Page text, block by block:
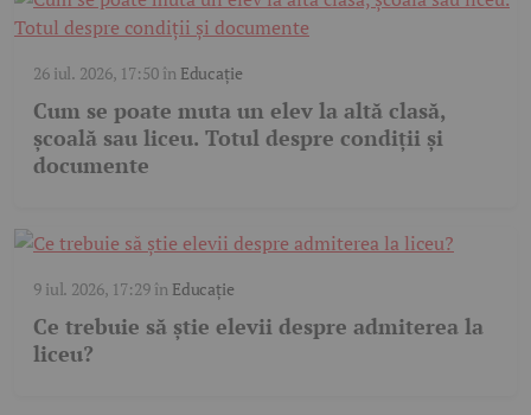
26 iul. 2026, 17:50în Educație
Cum se poate muta un elev la altă clasă,
școală sau liceu. Totul despre condiții și
documente
9 iul. 2026, 17:29în Educație
Ce trebuie să știe elevii despre admiterea la
liceu?